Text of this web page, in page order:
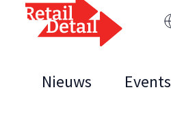
Nieuws Events